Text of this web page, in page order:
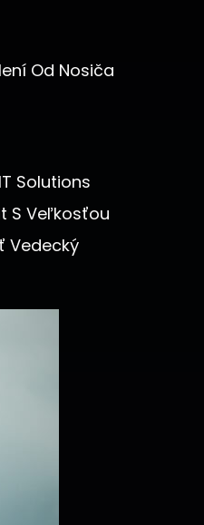
Od Nosiča
Solutions
S Veľkosťou
Vedecký